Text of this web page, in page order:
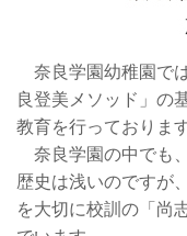
奈良学園幼稚園で
良登美メソッド」の
教育を行っております
奈良学園の中でも
歴史は浅いのですが
を大切に校訓の「尚